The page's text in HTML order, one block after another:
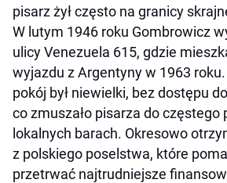
pisarz żył często na granicy
W lutym 1946 roku Gombrowicz
ulicy Venezuela 615, gdzie
wyjazdu z Argentyny w 1963
pokój był niewielki, bez dostępu
co zmuszało pisarza do częstego
lokalnych barach. Okresowo
z polskiego poselstwa, które
przetrwać najtrudniejsze